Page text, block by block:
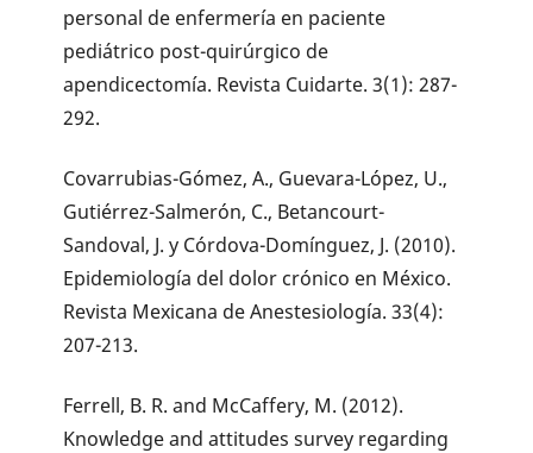
personal de enfermería en paciente
pediátrico post-quirúrgico de
apendicectomía. Revista Cuidarte. 3(1): 287-
292.
Covarrubias-Gómez, A., Guevara-López, U.,
Gutiérrez-Salmerón, C., Betancourt-
Sandoval, J. y Córdova-Domínguez, J. (2010).
Epidemiología del dolor crónico en México.
Revista Mexicana de Anestesiología. 33(4):
207-213.
Ferrell, B. R. and McCaffery, M. (2012).
Knowledge and attitudes survey regarding